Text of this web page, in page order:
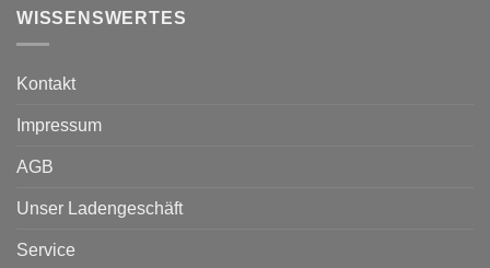
WISSENSWERTES
Kontakt
Impressum
AGB
Unser Ladengeschäft
Service